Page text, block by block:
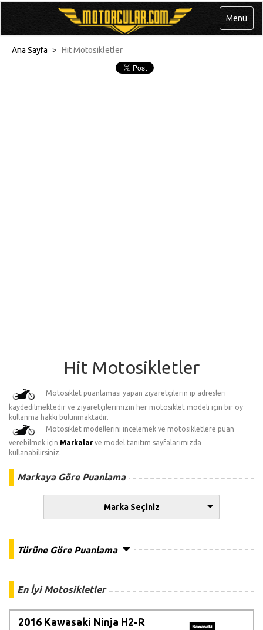
Menü
Ana Sayfa > Hit Motosikletler
Hit Motosikletler
Motosiklet puanlaması yapan ziyaretçilerin ip adresleri
kaydedilmektedir ve ziyaretçilerimizin her motosiklet modeli için bir oy
kullanma hakkı bulunmaktadır.
Motosiklet modellerini incelemek ve motosikletlere puan
verebilmek için Markalar ve model tanıtım sayfalarımızda
kullanabilirsiniz.
Markaya Göre Puanlama
Marka Seçiniz
Türüne Göre Puanlama
En İyi Motosikletler
2016 Kawasaki Ninja H2-R